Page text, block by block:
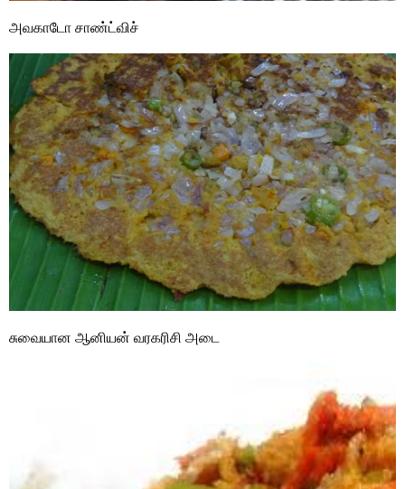
அவகாடோ சாண்ட்விச்
சுவையான ஆனியன் வரகரிசி அடை